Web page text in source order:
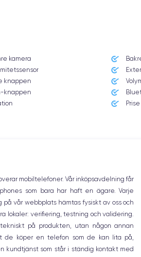
Système
iOS (iOS
Poids
173 g
Nombre
6
Fréq.
3.23 GHz
Caméra
kamera
knappen
knappen
mobiltelefoner. Vår inköpsavdelning får
som bara har haft en ägare. Varje
vår webbplats hämtas fysiskt av oss och
lokaler: verifiering, testning och validering.
på produkten, utan någon annan
de köper en telefon som de kan lita på,
kundtjänst som står i ständig kontakt med